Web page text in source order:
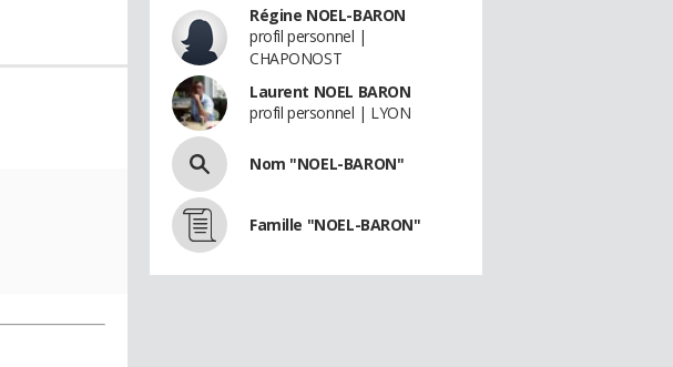
Régine NOEL-BARON
profil personnel |
CHAPONOST
Laurent NOEL BARON
profil personnel | LYON
Nom "NOEL-BARON"
Famille "NOEL-BARON"